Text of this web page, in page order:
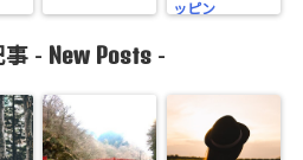
ッピン
事 - New Posts -